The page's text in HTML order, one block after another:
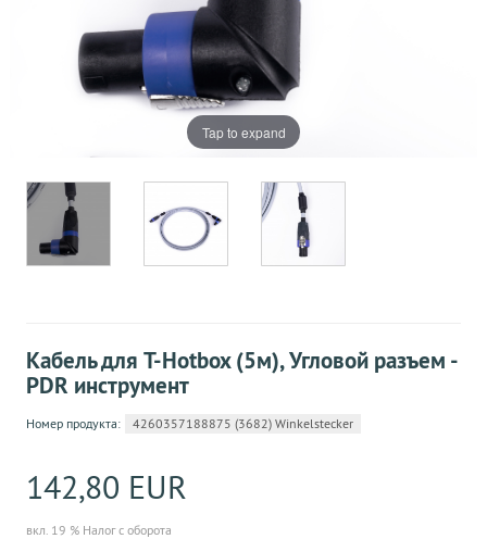
Tap to expand
Кабель для T-Hotbox (5м), Угловой разъем -
PDR инструмент
Номер продукта: 4260357188875 (3682) Winkelstecker
142,80 EUR
вкл. 19 % Налог с оборота